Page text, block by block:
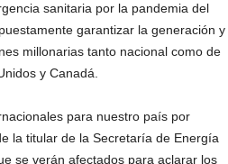
sanitaria por la pandemia del
garantizar la generación y
millonarias tanto nacional como de
y Canadá.
para nuestro país por
la titular de la Secretaría de Energía
se verán afectados para aclarar los